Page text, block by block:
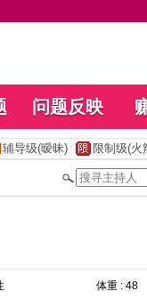
问题反映
辅导级(暧昧) 限制级(火
体重 : 48